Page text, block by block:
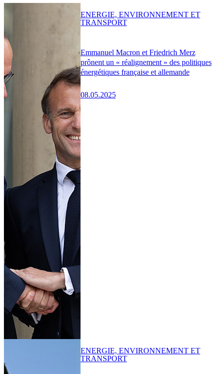
Emmanuel Macron et Friedrich Merz
prônent un « réalignement » des politiques
énergétiques française et allemande
08.05.2025
ENERGIE, ENVIRONNEMENT ET
TRANSPORT
ENERGIE, ENVIRONNEMENT ET
TRANSPORT